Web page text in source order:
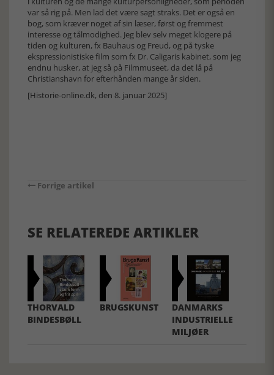
var så rig på. Men lad det være sagt straks. Det er også en
bog, som kræver noget af sin læser, først og fremmest
interesse og tålmodighed. Jeg blev selv meget klogere på
tiden og kulturen, fx Bauhaus og Freud, og på tyske
ekspressionistiske film som fx Dr. Caligaris kabinet, som jeg
endnu husker, at jeg så på Filmmuseet, da det lå på
Christianshavn for efterhånden mange år siden.
[Historie-online.dk, den 8. januar 2025]
Forrige artikel
SE RELATEREDE ARTIKLER
THORVALD
BINDESBØLL
BRUGSKUNST
DANMARKS
INDUSTRIELLE
MILJØER